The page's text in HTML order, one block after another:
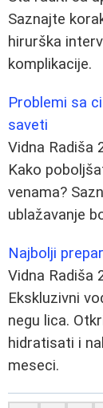
Saznajte
hirurška
komplikacije.
Problemi sa
saveti
Vidna Radiša
Kako
venama?
ublažavanje
Najbolji
Vidna Radiša
Ekskluzivni
negu lica.
hidratisati i
meseci.